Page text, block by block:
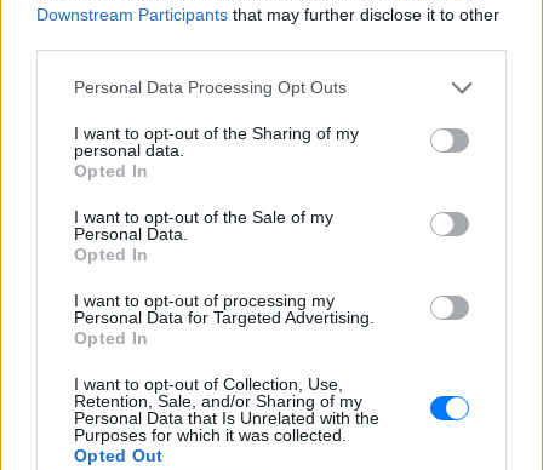
Downstream Participants that may further disclose it to other
Personal Data Processing Opt Outs
I want to opt-out of the Sharing of my
personal data.
Opted In
I want to opt-out of the Sale of my
Personal Data.
Opted In
I want to opt-out of processing my
Personal Data for Targeted Advertising.
Opted In
I want to opt-out of Collection, Use,
Retention, Sale, and/or Sharing of my
Personal Data that Is Unrelated with the
Purposes for which it was collected.
Opted Out
Ακολουθήστε το E-Radio.gr στο
Google News
και μάθετε πρώτοι
Εσύ μπήκες στο E-Daily.gr; Τα νέα της ημέρας
και ότι σου κάνει κλικ!
Ακολουθήστε το E-Radio.gr και στο Instagram
ΔΙΑΦΗΜΙΣΗ